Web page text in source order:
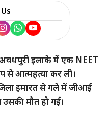
अवधपुरी इलाके में एक NEET
से आत्महत्या कर ली।
इमारत से गले में जीआई
मौत हो गई।